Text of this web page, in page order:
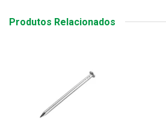
Produtos Relacionados